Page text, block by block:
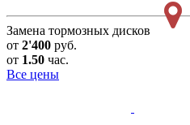
Замена тормозных дисков
от 2'400 руб.
от 1.50 час.
Все цены